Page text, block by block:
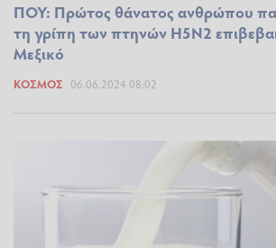
ΠΟΥ: Πρώτος θάνατος ανθρώπου
τη γρίπη των πτηνών H5N2
Μεξικό
ΚΌΣΜΟΣ 06.06.2024 08:02